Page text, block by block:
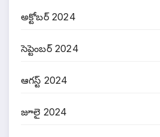
అక్టోబర్ 2024
సెప్టెంబర్ 2024
ఆగస్ట్ 2024
జూలై 2024